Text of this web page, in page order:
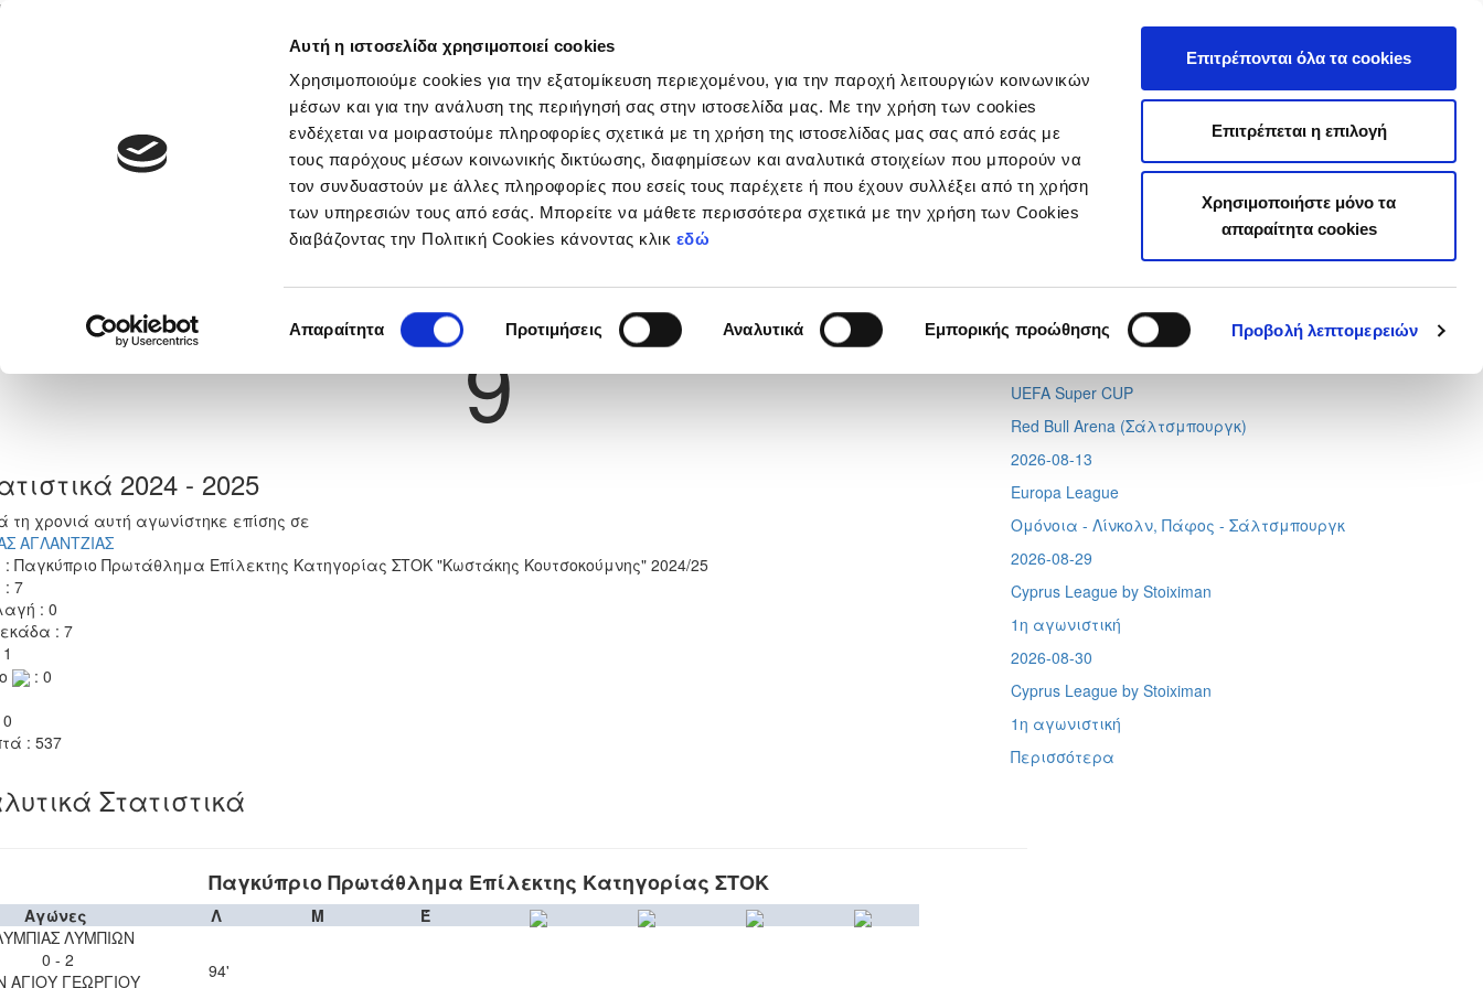
Αυτή η ιστοσελίδα χρησιμοποιεί cookies
Χρησιμοποιούμε cookies για την εξατομίκευση περιεχομένου, για την παροχή λειτουργιών κοινωνικών
μέσων και για την ανάλυση της περιήγησή σας στην ιστοσελίδα μας. Με την χρήση των cookies
ενδέχεται να μοιραστούμε πληροφορίες σχετικά με τη χρήση της ιστοσελίδας μας σας από εσάς με
τους παρόχους μέσων κοινωνικής δικτύωσης, διαφημίσεων και αναλυτικά στοιχείων που μπορούν να
τον συνδυαστούν με άλλες πληροφορίες που εσείς τους παρέχετε ή που έχουν συλλέξει από τη χρήση
των υπηρεσιών τους από εσάς. Μπορείτε να μάθετε περισσότερα σχετικά με την χρήση των Cookies
διαβάζοντας την Πολιτική Cookies κάνοντας κλικ εδώ
συγκατάθεσης
Απαραίτητα Προτιμήσεις Αναλυτικά Εμπορικής προώθησης Προβολή λεπτομερειών
Επιτρέπονται όλα τα cookies
Επιτρέπεται η επιλογή
Χρησιμοποιήστε μόνο τα
απαραίτητα cookies
Νέα & Πληροφορίες Εθνικές Ομάδες Διοργανώσεις
Previous Next
ΒΑΣΙΛΕΙΟΣ ΧΡΟΝΑΚΟΠΟΥΛΟΣ
Νούμερο Φανέλας
9
2024 - 2025
τη χρονιά αυτή αγωνίστηκε επίσης σε
ΑΓΛΑΝΤΖΙΑΣ
: Παγκύπριο Πρωτάθλημα Επίλεκτης Κατηγορίας ΣΤΟΚ "Κωστάκης Κουτσοκούμνης" 2024/25
: 7
: 0
: 7
: 0
: 537
Στατιστικά
Παγκύπριο Πρωτάθλημα Επίλεκτης Κατηγορίας ΣΤΟΚ
Αγώνες Λ Μ
Έ
ΛΥΜΠΙΩΝ
0 - 2
ΑΓΙΟΥ ΓΕΩΡΓΙΟΥ
94'
Tweets by CyprusFA
Προσεχή γεγονότα
Conference League
Απόλλων - Μπραν
UEFA Super CUP
Red Bull Arena (Σάλτσμπουργκ)
2026-08-13
Europa League
Ομόνοια - Λίνκολν, Πάφος - Σάλτσμπουργκ
2026-08-29
Cyprus League by Stoiximan
1η αγωνιστική
2026-08-30
Cyprus League by Stoiximan
1η αγωνιστική
Περισσότερα